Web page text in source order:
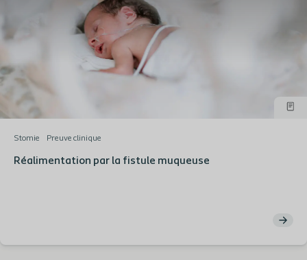
Stomie Preuve clinique
Réalimentation par la fistule muqueuse